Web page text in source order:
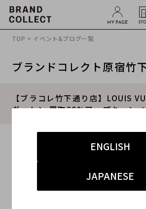
ENGLISH
JAPANESE
TOP > イベント&ブログ一覧
ブランドコレクト原宿竹
【ブラコレ竹下通り店】LOUIS
ヴィトン 買取20%アップキャン
#ルイヴィトン